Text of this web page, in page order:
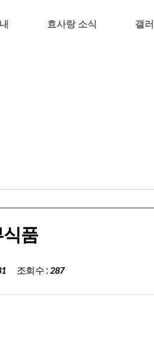
효사랑 소식 갤
품
조회수 : 287